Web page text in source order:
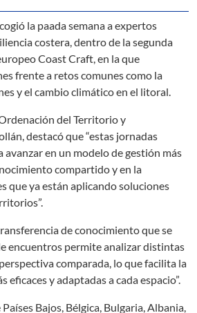
la paada semana a expertos
costera, dentro de la segunda
Coast Craft, en la que
frente a retos comunes como la
y el cambio climático en el litoral.
del Territorio y
destacó que “estas jornadas
avanzar en un modelo de gestión más
compartido y en la
que ya están aplicando soluciones
de conocimiento que se
encuentros permite analizar distintas
comparada, lo que facilita la
eficaces y adaptadas a cada espacio”.
Bajos, Bélgica, Bulgaria, Albania,